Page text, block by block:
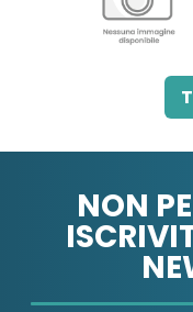
3M ITALIA SRL
A.MENARINI
NON